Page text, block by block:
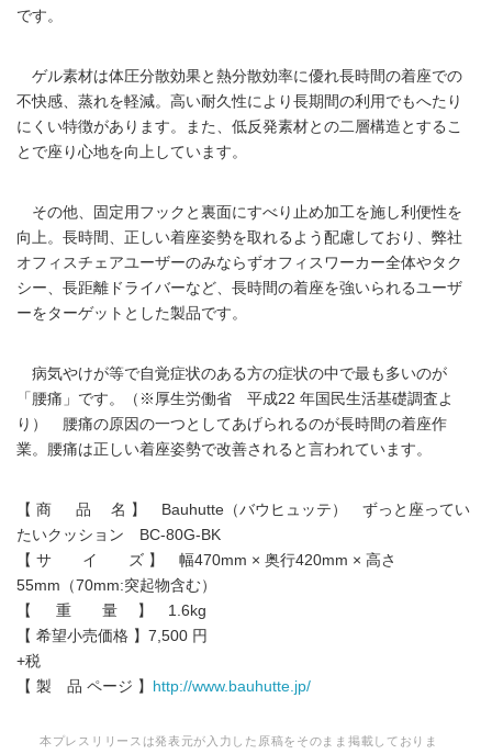
です。
ゲル素材は体圧分散効果と熱分散効率に優れ長時間の着座での
不快感、蒸れを軽減。高い耐久性により長期間の利用でもへたり
にくい特徴があります。また、低反発素材との二層構造とするこ
とで座り心地を向上しています。
その他、固定用フックと裏面にすべり止め加工を施し利便性を
向上。長時間、正しい着座姿勢を取れるよう配慮しており、弊社
オフィスチェアユーザーのみならずオフィスワーカー全体やタク
シー、長距離ドライバーなど、長時間の着座を強いられるユーザ
ーをターゲットとした製品です。
病気やけが等で自覚症状のある方の症状の中で最も多いのが
「腰痛」です。（※厚生労働省 平成22 年国民生活基礎調査よ
り） 腰痛の原因の一つとしてあげられるのが長時間の着座作
業。腰痛は正しい着座姿勢で改善されると言われています。
【 商 品 名 】 Bauhutte（バウヒュッテ） ずっと座ってい
たいクッション BC-80G-BK
【 サ イ ズ 】 幅470mm × 奥行420mm × 高さ
55mm（70mm:突起物含む）
【 重 量 】 1.6kg
【 希望小売価格 】7,500 円
+税
【 製 品 ページ 】
http://www.bauhutte.jp/
本プレスリリースは発表元が入力した原稿をそのまま掲載しておりま